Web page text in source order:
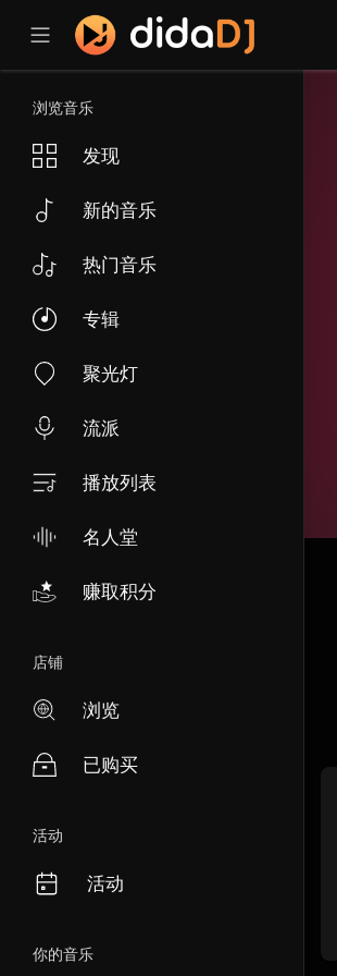
浏览音乐
发现
新的音乐
热门音乐
专辑
聚光灯
流派
播放列表
名人堂
赚取积分
店铺
浏览
已购买
活动
活动
你的音乐